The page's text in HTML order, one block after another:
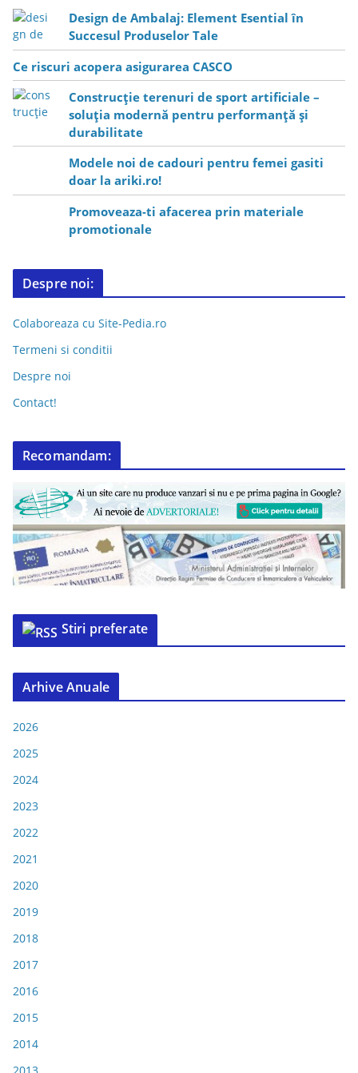
Design de Ambalaj: Element Esential în
Succesul Produselor Tale
Ce riscuri acopera asigurarea CASCO
Construcție terenuri de sport artificiale –
soluția modernă pentru performanță și
durabilitate
Modele noi de cadouri pentru femei gasiti
doar la ariki.ro!
Promoveaza-ti afacerea prin materiale
promotionale
Despre noi:
Colaboreaza cu Site-Pedia.ro
Termeni si conditii
Despre noi
Contact!
Recomandam:
Stiri preferate
Arhive Anuale
2026
2025
2024
2023
2022
2021
2020
2019
2018
2017
2016
2015
2014